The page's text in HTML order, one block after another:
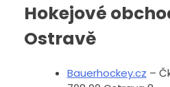
Hokejové
Ostravě
Bauerhockey.cz –